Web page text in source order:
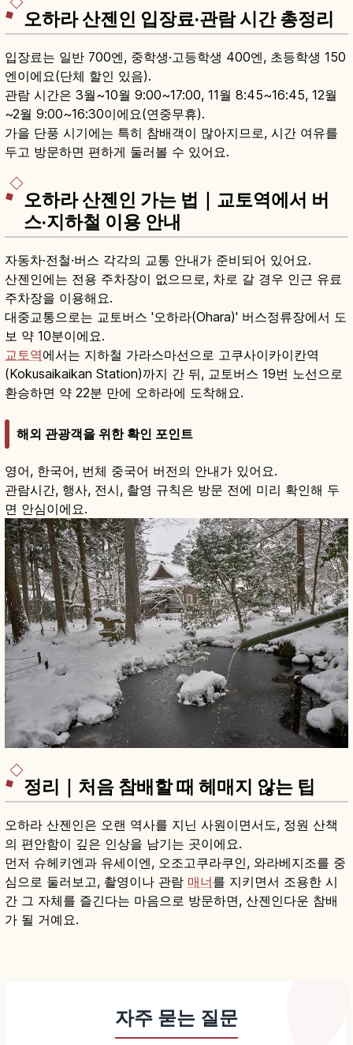
오하라 산젠인 입장료·관람 시간 총정리
입장료는 일반 700엔, 중학생·고등학생 400엔, 초등학생 150
엔이에요(단체 할인 있음).
관람 시간은 3월~10월 9:00~17:00, 11월 8:45~16:45, 12월
~2월 9:00~16:30이에요(연중무휴).
가을 단풍 시기에는 특히 참배객이 많아지므로, 시간 여유를
두고 방문하면 편하게 둘러볼 수 있어요.
오하라 산젠인 가는 법｜교토역에서 버
스·지하철 이용 안내
자동차·전철·버스 각각의 교통 안내가 준비되어 있어요.
산젠인에는 전용 주차장이 없으므로, 차로 갈 경우 인근 유료
주차장을 이용해요.
대중교통으로는 교토버스 '오하라(Ohara)' 버스정류장에서 도
보 약 10분이에요.
교토역에서는 지하철 가라스마선으로 고쿠사이카이칸역
(Kokusaikaikan Station)까지 간 뒤, 교토버스 19번 노선으로
환승하면 약 22분 만에 오하라에 도착해요.
해외 관광객을 위한 확인 포인트
영어, 한국어, 번체 중국어 버전의 안내가 있어요.
관람시간, 행사, 전시, 촬영 규칙은 방문 전에 미리 확인해 두
면 안심이에요.
정리｜처음 참배할 때 헤매지 않는 팁
오하라 산젠인은 오랜 역사를 지닌 사원이면서도, 정원 산책
의 편안함이 깊은 인상을 남기는 곳이에요.
먼저 슈헤키엔과 유세이엔, 오조고쿠라쿠인, 와라베지조를 중
심으로 둘러보고, 촬영이나 관람 매너를 지키면서 조용한 시
간 그 자체를 즐긴다는 마음으로 방문하면, 산젠인다운 참배
가 될 거예요.
자주 묻는 질문